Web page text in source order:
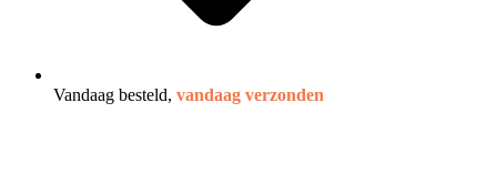
Vandaag besteld, vandaag verzonden